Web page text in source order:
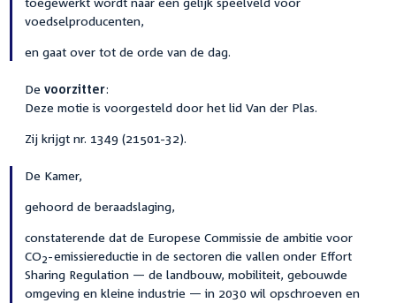
voedselproducenten,
en gaat over tot de orde van de dag.
De voorzitter:
Deze motie is voorgesteld door het lid Van der Plas.
Zij krijgt nr. 1349 (21501-32).
De Kamer,
gehoord de beraadslaging,
constaterende dat de Europese Commissie de ambitie voor
CO2-emissiereductie in de sectoren die vallen onder Effort
Sharing Regulation — de landbouw, mobiliteit, gebouwde
omgeving en kleine industrie — in 2030 wil opschroeven en